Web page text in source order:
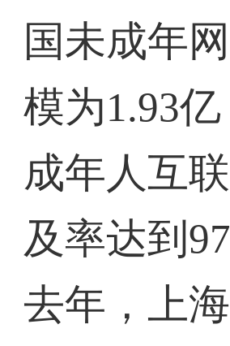
国未成年
模为1.93
成年人互
及率达到
去年，上